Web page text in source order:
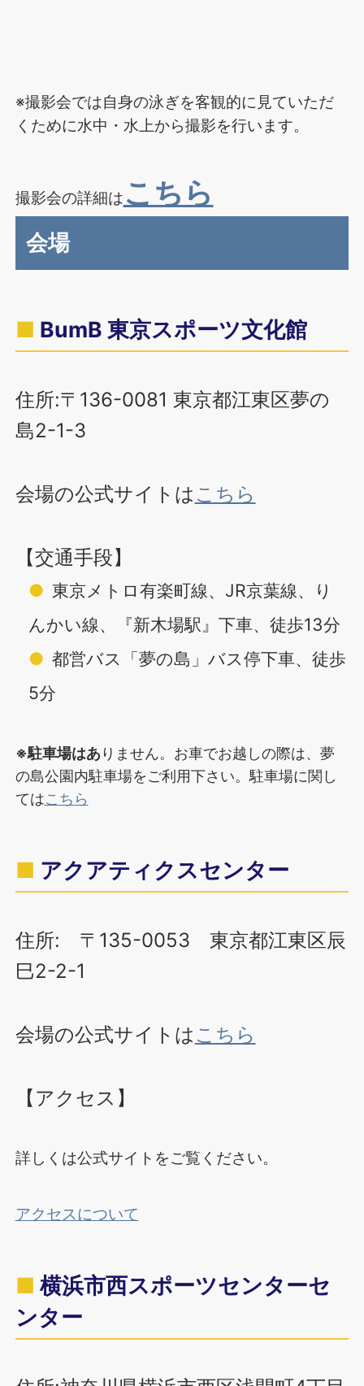
※撮影会では自身の泳ぎを客観的に見ていただ
くために水中・水上から撮影を行います。
撮影会の詳細は こちら
会場
BumB 東京スポーツ文化館
住所:〒136-0081 東京都江東区夢の
島2-1-3
会場の公式サイトは こちら
【交通手段】
東京メトロ有楽町線、JR京葉線、り
んかい線、『新木場駅』下車、徒歩13分
都営バス「夢の島」バス停下車、徒歩
5分
※駐車場はありません。お車でお越しの際は、夢
の島公園内駐車場をご利用下さい。駐車場に関し
てはこちら
アクアティクスセンター
住所: 〒135-0053 東京都江東区辰
巳2-2-1
会場の公式サイトは こちら
【アクセス】
詳しくは公式サイトをご覧ください。
アクセスについて
横浜市西スポーツセンターセ
ンター